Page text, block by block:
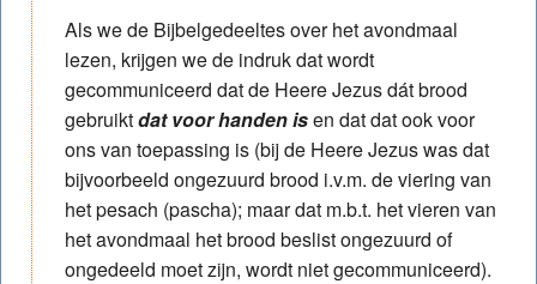
Als we de Bijbelgedeeltes over het avondmaal
lezen, krijgen we de indruk dat wordt
gecommuniceerd dat de Heere Jezus dát brood
gebruiktdat voor handen isen dat dat ook voor
ons van toepassing is (bij de Heere Jezus was dat
bijvoorbeeld ongezuurd brood i.v.m. de viering van
het pesach (pascha); maar dat m.b.t. het vieren van
het avondmaal het brood beslist ongezuurd of
ongedeeld moet zijn, wordt niet gecommuniceerd).